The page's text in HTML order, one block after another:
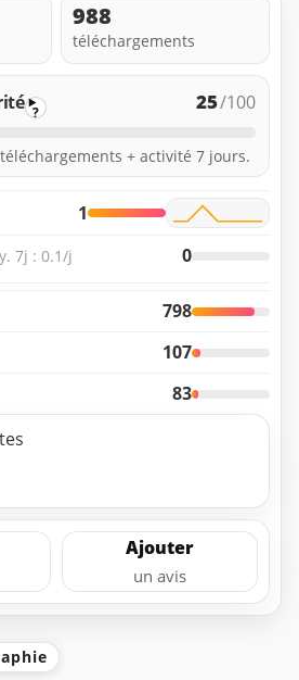
988
téléchargements
? 25/100
+ activité 7 jours.
1
7j : 0.1/j 0
798
107
83
Ajouter
un avis